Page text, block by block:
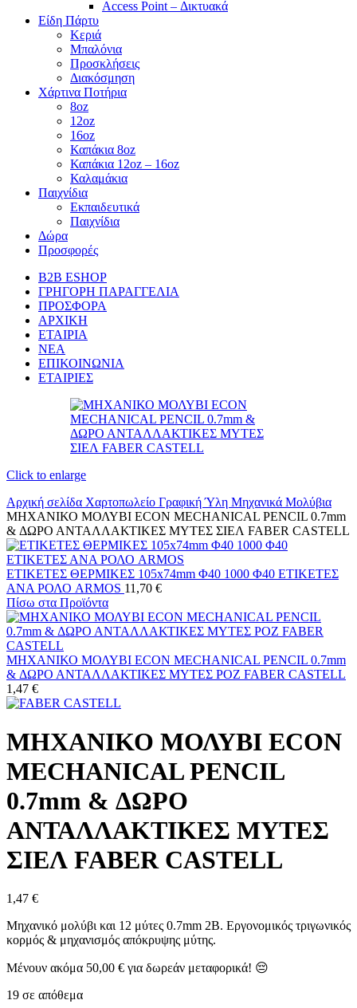
Access Point – Δικτυακά
Είδη Πάρτυ
Κεριά
Μπαλόνια
Προσκλήσεις
Διακόσμηση
Χάρτινα Ποτήρια
8oz
12oz
16oz
Καπάκια 8oz
Καπάκια 12oz – 16oz
Καλαμάκια
Παιχνίδια
Εκπαιδευτικά
Παιχνίδια
Δώρα
Προσφορές
B2B ESHOP
ΓΡΗΓΟΡΗ ΠΑΡΑΓΓΕΛΙΑ
ΠΡΟΣΦΟΡΑ
ΑΡΧΙΚΗ
ΕΤΑΙΡΙΑ
ΝΕΑ
ΕΠΙΚΟΙΝΩΝΙΑ
ΕΤΑΙΡΙΕΣ
Click to enlarge
Αρχική σελίδα Χαρτοπωλείο Γραφική Ύλη Μηχανικά Μολύβια
ΜΗΧΑΝΙΚΟ ΜΟΛΥΒΙ ECON MECHANICAL PENCIL 0.7mm
& ΔΩΡΟ ΑΝΤΑΛΛΑΚΤΙΚΕΣ ΜΥΤΕΣ ΣΙΕΛ FABER CASTELL
ΕΤΙΚΕΤΕΣ ΘΕΡΜΙΚΕΣ 105x74mm Φ40 1000 Φ40 ΕΤΙΚΕΤΕΣ
ΑΝΑ ΡΟΛΟ ARMOS 11,70 €
Πίσω στα Προϊόντα
ΜΗΧΑΝΙΚΟ ΜΟΛΥΒΙ ECON MECHANICAL PENCIL 0.7mm
& ΔΩΡΟ ΑΝΤΑΛΛΑΚΤΙΚΕΣ ΜΥΤΕΣ ΡΟΖ FABER CASTELL
1,47 €
ΜΗΧΑΝΙΚΟ ΜΟΛΥΒΙ ECON
MECHANICAL PENCIL
0.7mm & ΔΩΡΟ
ΑΝΤΑΛΛΑΚΤΙΚΕΣ ΜΥΤΕΣ
ΣΙΕΛ FABER CASTELL
1,47 €
Μηχανικό μολύβι και 12 μύτες 0.7mm 2B. Εργονομικός τριγωνικός
κορμός & μηχανισμός απόκρυψης μύτης.
Μένουν ακόμα 50,00 € για δωρεάν μεταφορικά! 😔
19 σε απόθεμα